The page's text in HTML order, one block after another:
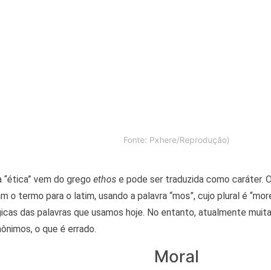
Fonte: Pxhere/Reprodução)
“ética” vem do grego ethos e pode ser traduzida como caráter.
o termo para o latim, usando a palavra “mos”, cujo plural é
das palavras que usamos hoje. No entanto, atualmente
o que é errado.
Moral